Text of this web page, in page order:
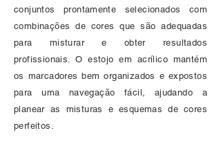
conjuntos prontamente selecionados com
combinações de cores que são adequadas
para misturar e obter resultados
profissionais. O estojo em acrílico mantém
os marcadores bem organizados e expostos
para uma navegação fácil, ajudando a
planear as misturas e esquemas de cores
perfeitos.